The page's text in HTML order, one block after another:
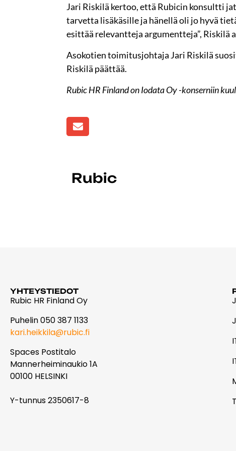
Jari Riskilä kertoo, että Rubicin konsultti
tarvetta lisäkäsille ja hänellä oli jo hyvä
esittää relevantteja argumentteja”, Riskilä
Asokotien toimitusjohtaja Jari Riskilä
Riskilä päättää.
Rubic HR Finland on Iodata Oy -konserniin
Rubic
YHTEYSTIEDOT
Rubic HR Finland Oy
Puhelin 050 387 1133
kari.heikkila@rubic.fi
Spaces Postitalo
Mannerheiminaukio 1A
00100 HELSINKI
Y-tunnus 2350617-8